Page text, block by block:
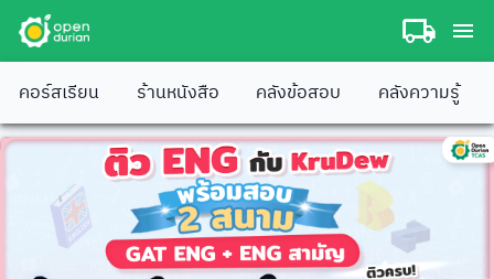
คอร์สเรียน ร้านหนังสือ คลังข้อสอบ คลังความรู้